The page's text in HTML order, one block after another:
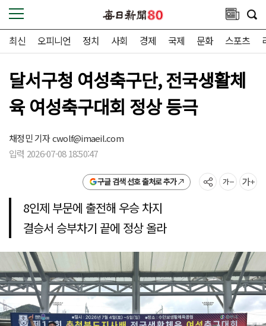
최신 오피니언 정치 사회 경제 국제 문화 스포츠
달서구청 여성축구단, 전국생활체
육 여성축구대회 정상 등극
채정민 기자cwolf@imaeil.com
입력 2026-07-08 18:50:47
구글 검색 선호 출처로 추가
8인제 부문에 출전해 우승 차지
결승서 승부차기 끝에 정상 올라